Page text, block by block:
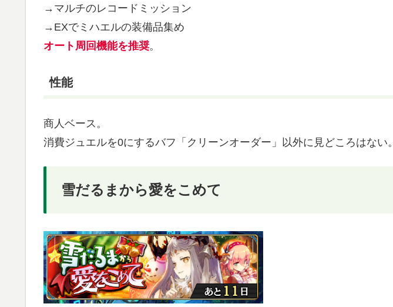
→マルチのレコードミッション
→EXでミハエルの装備品集め
オート周回機能を推奨。
性能
商人ベース。
消費ジュエルを0にするバフ「クリーンオーダー」以外に見どころはない。
雪だるまから愛をこめて